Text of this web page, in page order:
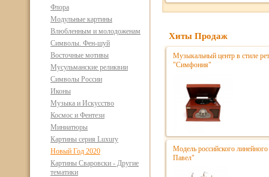
Флора
Модульные картины
Влюбленным и молодоженам
Символы. Фен-шуй
Восточные мотивы
Мусульманские реликвии
Символы России
Иконы
Музыка и Искусство
Космос и Фентези
Миниатюры
Картины серия Luxury
Новый Год 2020
Картины Сваровски - Другие
тематики
Хиты Продаж
Музыкальный центр в стиле
"Симфония"
Модель российского
Павел"